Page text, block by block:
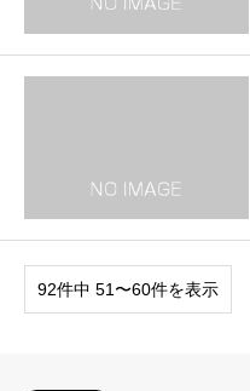
92件中 51〜60件を表示